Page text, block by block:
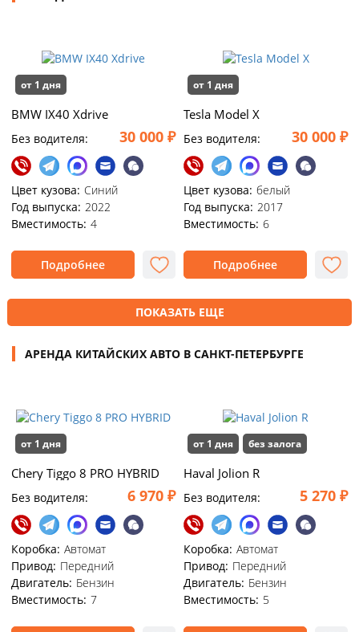
от 1 дня
BMW IX40 Xdrive
Без водителя: 30 000 ₽
Цвет кузова: Синий
Год выпуска: 2022
Вместимость: 4
Подробнее
от 1 дня
Tesla Model X
Без водителя: 30 000 ₽
Цвет кузова: белый
Год выпуска: 2017
Вместимость: 6
Подробнее
ПОКАЗАТЬ ЕЩЕ
АРЕНДА КИТАЙСКИХ АВТО В САНКТ-ПЕТЕРБУРГЕ
от 1 дня
Chery Tiggo 8 PRO HYBRID
Без водителя: 6 970 ₽
Коробка: Автомат
Привод: Передний
Двигатель: Бензин
Вместимость: 7
от 1 дня без залога
Haval Jolion R
Без водителя: 5 270 ₽
Коробка: Автомат
Привод: Передний
Двигатель: Бензин
Вместимость: 5